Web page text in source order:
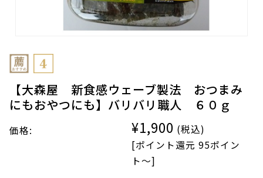
【大森屋 新食感ウェーブ製法 おつまみ
にもおやつにも】バリバリ職人 ６０ｇ
価格: ¥1,900 (税込)
[ポイント還元 95ポイン
ト〜]